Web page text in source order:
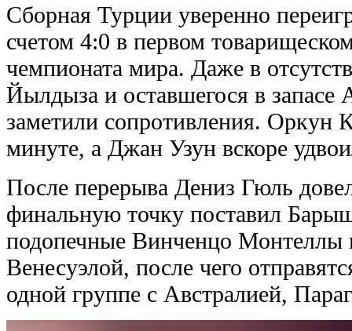
Сборная Турции уверенно
счетом 4:0 в первом
чемпионата мира. Даже в
Йылдыза и оставшегося в
заметили сопротивления. Оркун
минуте, а Джан Узун вскоре
После перерыва Дениз Гюль
финальную точку поставил
подопечные Винченцо Монтеллы
Венесуэлой, после чего
одной группе с Австралией,